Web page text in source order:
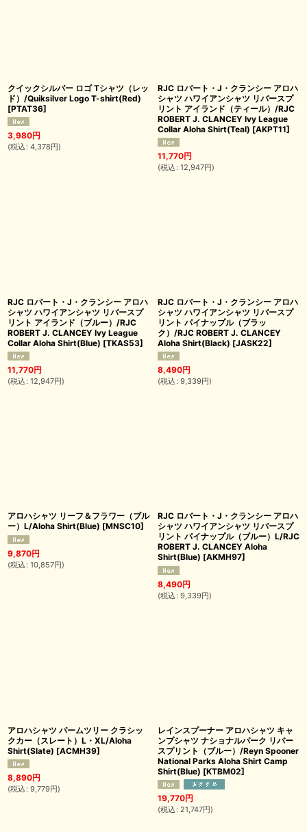
クイックシルバー ロゴ Tシャツ（レッ
ド）/Quiksilver Logo T-shirt(Red)
[PTAT36]
3,980円
(税込 : 4,378円)
RJC ロバート・J・クランシー アロハ
シャツ ハワイアンシャツ リバースプ
リント アイランド（ティール）/RJC
ROBERT J. CLANCEY Ivy League
Collar Aloha Shirt(Teal) [AKPT11]
11,770円
(税込 : 12,947円)
RJC ロバート・J・クランシー アロハ
シャツ ハワイアンシャツ リバースプ
リント アイランド（ブルー）/RJC
ROBERT J. CLANCEY Ivy League
Collar Aloha Shirt(Blue) [TKAS53]
11,770円
(税込 : 12,947円)
RJC ロバート・J・クランシー アロハ
シャツ ハワイアンシャツ リバースプ
リント パイナップル（ブラッ
ク）/RJC ROBERT J. CLANCEY
Aloha Shirt(Black) [JASK22]
8,490円
(税込 : 9,339円)
アロハシャツ リーフ＆フラワー（ブル
ー）L/Aloha Shirt(Blue) [MNSC10]
9,870円
(税込 : 10,857円)
RJC ロバート・J・クランシー アロハ
シャツ ハワイアンシャツ リバースプ
リント パイナップル（ブルー）L/RJC
ROBERT J. CLANCEY Aloha
Shirt(Blue) [AKMH97]
8,490円
(税込 : 9,339円)
アロハシャツ パームツリー クラシッ
クカー（スレート）L・XL/Aloha
Shirt(Slate) [ACMH39]
8,890円
(税込 : 9,779円)
レインスプーナー アロハシャツ キャ
ンプシャツ ナショナルパーク リバー
スプリント（ブルー）/Reyn Spooner
National Parks Aloha Shirt Camp
Shirt(Blue) [KTBM02]
19,770円
(税込 : 21,747円)